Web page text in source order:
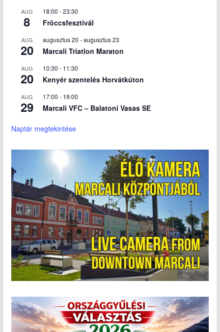
AUG
8
18:00 -23:30
Fröccsfesztivál
AUG
20
augusztus 20 -augusztus 23
Marcali Triatlon Maraton
AUG
20
10:30 - 11:30
Kenyér szentelés Horvátkúton
AUG
29
17:00 - 19:00
Marcali VFC – Balatoni Vasas SE
Naptár megtekintése